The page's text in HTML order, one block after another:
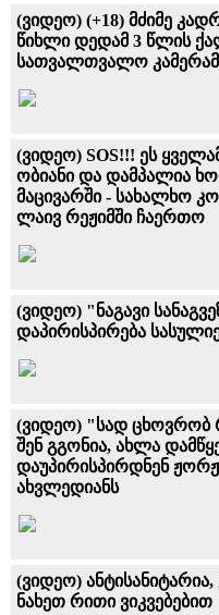
(ვიდეო) (+18) მძიმე
წიხლი დედამ 3 წლის
სათვალთვალო
(ვიდეო) SOS!!! ეს
ობიანი და დამპალია
მაცივარში - სახალხო
ლაივ რეჟიმში ჩაერთო
(ვიდეო) "ნაგავი
დაპირისპირება
(ვიდეო) "სად ცხოვრობ
შენ გგონია, ახლა
დაუპირისპირდნენ
ახვლედიანს
(ვიდეო)
ნახეთ რითი ვიკვებებით